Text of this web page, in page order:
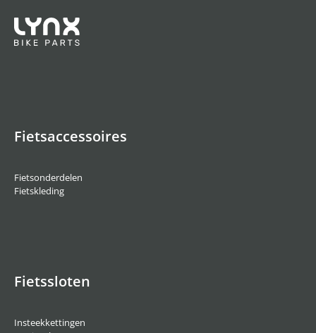
Fietsaccessoires
Fietsonderdelen
Fietskleding
Fietssloten
Insteekkettingen